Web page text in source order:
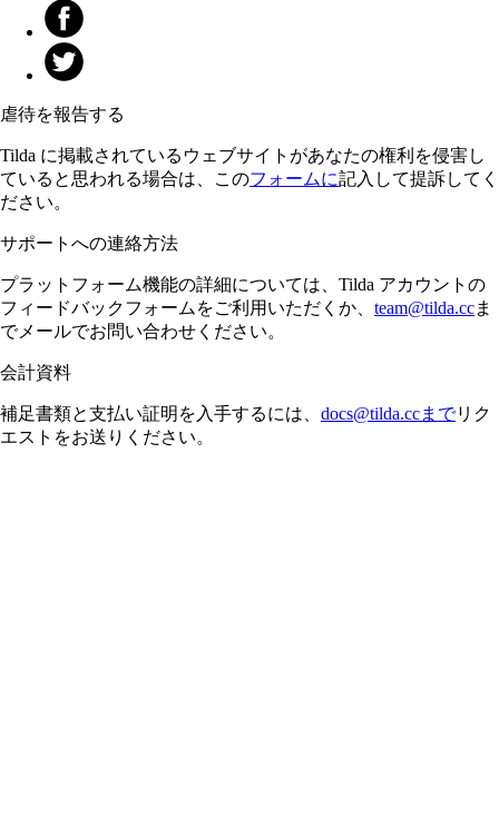
虐待を報告する
Tilda に掲載されているウェブサイトがあなたの権利を侵害し
ていると思われる場合は、このフォームに記入して提訴してく
ださい。
サポートへの連絡方法
プラットフォーム機能の詳細については、Tilda アカウントの
フィードバックフォームをご利用いただくか、 team@tilda.ccま
でメールでお問い合わせください。
会計資料
補足書類と支払い証明を入手するには、 docs@tilda.ccまでリク
エストをお送りください。